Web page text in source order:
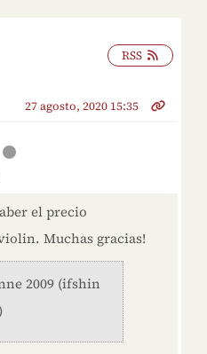
RSS
27 agosto, 2020 15:35
el precio
Muchas gracias!
2009 (ifshin